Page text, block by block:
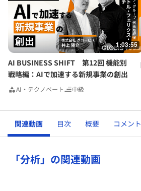
1:03:55
AI BUSINESS SHIFT 第12回 機能別
戦略編：AIで加速する新規事業の創出
AI・テクノベート 中級
関連動画 目次 概要 コメント
「分析」の関連動画